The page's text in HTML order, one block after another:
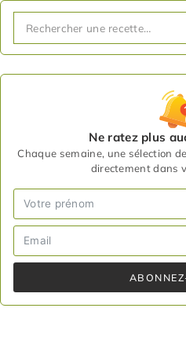
Ne ratez plus
Chaque semaine, une sélection
directement dans